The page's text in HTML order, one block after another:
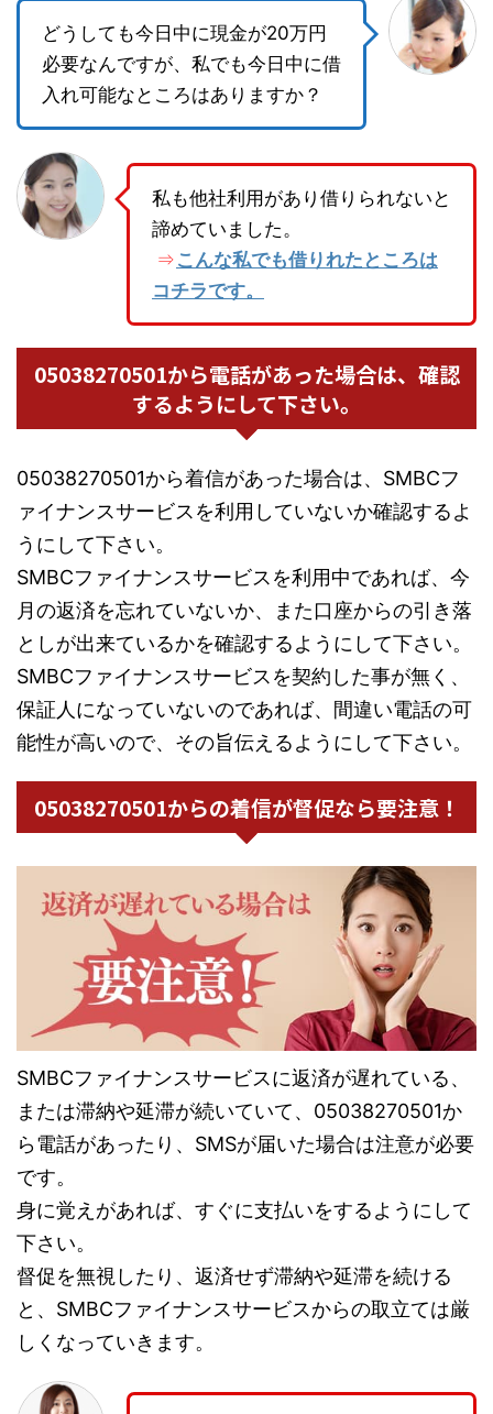
どうしても今日中に現金が20万円
必要なんですが、私でも今日中に借
入れ可能なところはありますか？
私も他社利用があり借りられないと
諦めていました。
⇒ こんな私でも借りれたところは
コチラです。
05038270501から電話があった場合は、確認
するようにして下さい。
05038270501から着信があった場合は、SMBCフ
ァイナンスサービスを利用していないか確認するよ
うにして下さい。
SMBCファイナンスサービスを利用中であれば、今
月の返済を忘れていないか、また口座からの引き落
としが出来ているかを確認するようにして下さい。
SMBCファイナンスサービスを契約した事が無く、
保証人になっていないのであれば、間違い電話の可
能性が高いので、その旨伝えるようにして下さい。
05038270501からの着信が督促なら要注意！
SMBCファイナンスサービスに返済が遅れている、
または滞納や延滞が続いていて、05038270501か
ら電話があったり、SMSが届いた場合は注意が必要
です。
身に覚えがあれば、すぐに支払いをするようにして
下さい。
督促を無視したり、返済せず滞納や延滞を続ける
と、SMBCファイナンスサービスからの取立ては厳
しくなっていきます。